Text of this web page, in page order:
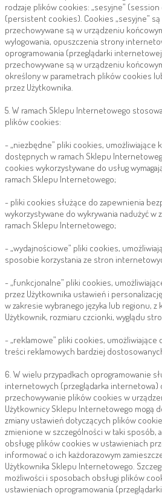
rodzaje plików cookies: „sesyjne” (session
(persistent cookies). Cookies „sesyjne”
przechowywane są w urządzeniu
wylogowania, opuszczenia strony
oprogramowania (przeglądarki
przechowywane są w urządzeniu
określony w parametrach plików cookies
przez Użytkownika.
5. W ramach Sklepu Internetowego
plików cookies:
- „niezbędne” pliki cookies, umożliwiające
dostępnych w ramach Sklepu
cookies wykorzystywane do usług
ramach Sklepu Internetowego;
- pliki cookies służące do zapewnienia
wykorzystywane do wykrywania nadużyć w
ramach Sklepu Internetowego;
- „wydajnościowe” pliki cookies,
sposobie korzystania ze stron
- „funkcjonalne” pliki cookies,
przez Użytkownika ustawień i
w zakresie wybranego języka lub regionu,
Użytkownik, rozmiaru czcionki, wyglądu
- „reklamowe” pliki cookies, umożliwiające
treści reklamowych bardziej
6. W wielu przypadkach oprogramowanie
internetowych (przeglądarka internetowa)
przechowywanie plików cookies w
Użytkownicy Sklepu Internetowego mogą
zmiany ustawień dotyczących plików
zmienione w szczególności w taki sposób,
obsługę plików cookies w ustawieniach
informować o ich każdorazowym
Użytkownika Sklepu Internetowego.
możliwości i sposobach obsługi plików
ustawieniach oprogramowania